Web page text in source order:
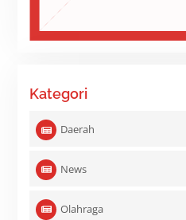
Kategori
Daerah
News
Olahraga